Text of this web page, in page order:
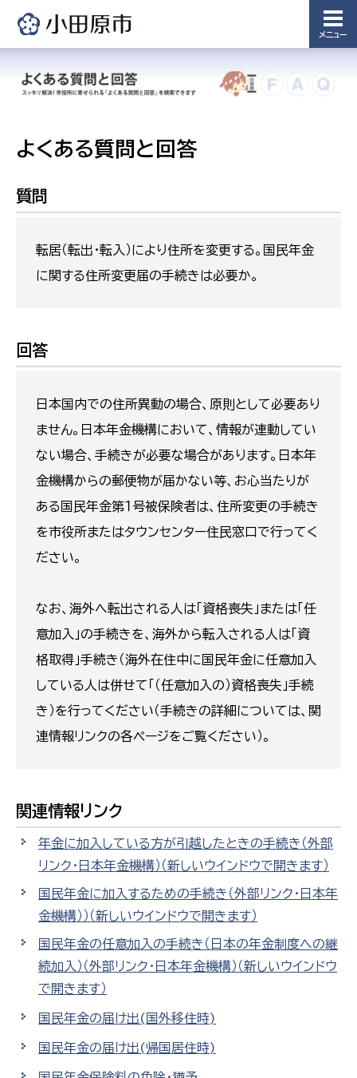
メニュー
よくある質問と回答
質問
転居（転出・転入）により住所を変更する。国民年金
に関する住所変更届の手続きは必要か。
回答
日本国内での住所異動の場合、原則として必要あり
ません。日本年金機構において、情報が連動してい
ない場合、手続きが必要な場合があります。日本年
金機構からの郵便物が届かない等、お心当たりが
ある国民年金第１号被保険者は、住所変更の手続き
を市役所またはタウンセンター住民窓口で行ってく
ださい。
なお、海外へ転出される人は「資格喪失」または「任
意加入」の手続きを、海外から転入される人は「資
格取得」手続き（海外在住中に国民年金に任意加入
している人は併せて「（任意加入の）資格喪失」手続
き）を行ってください（手続きの詳細については、関
連情報リンクの各ページをご覧ください）。
関連情報リンク
年金に加入している方が引越したときの手続き（外部
リンク・日本年金機構） （新しいウインドウで開きます）
国民年金に加入するための手続き（外部リンク・日本年
金機構）） （新しいウインドウで開きます）
国民年金の任意加入の手続き（日本の年金制度への継
続加入）（外部リンク・日本年金機構） （新しいウインドウ
で開きます）
国民年金の届け出(国外移住時)
国民年金の届け出(帰国居住時)